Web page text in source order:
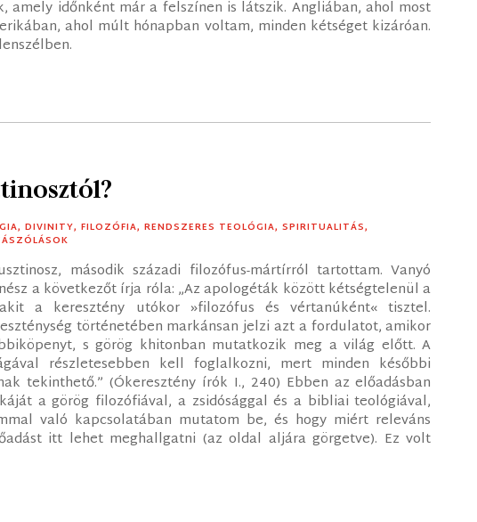
amely időnként már a felszínen is látszik. Angliában, ahol most
ahol múlt hónapban voltam, minden kétséget kizáróan.
,DIVINITY,FILOZÓFIA,RENDSZERES TEOLÓGIA,SPIRITUALITÁS,
második századi filozófus-mártírról tartottam. Vanyó
a következőt írja róla: „Az apologéták között kétségtelenül a
a keresztény utókor »filozófus és vértanúként« tisztel.
történetében markánsan jelzi azt a fordulatot, amikor
s görög khitonban mutatkozik meg a világ előtt. A
részletesebben kell foglalkozni, mert minden későbbi
tekinthető.” (Ókeresztény írók I., 240) Ebben az előadásban
a görög filozófiával, a zsidósággal és a bibliai teológiával,
való kapcsolatában mutatom be, és hogy miért releváns
itt lehet meghallgatni (az oldal aljára görgetve). Ez volt